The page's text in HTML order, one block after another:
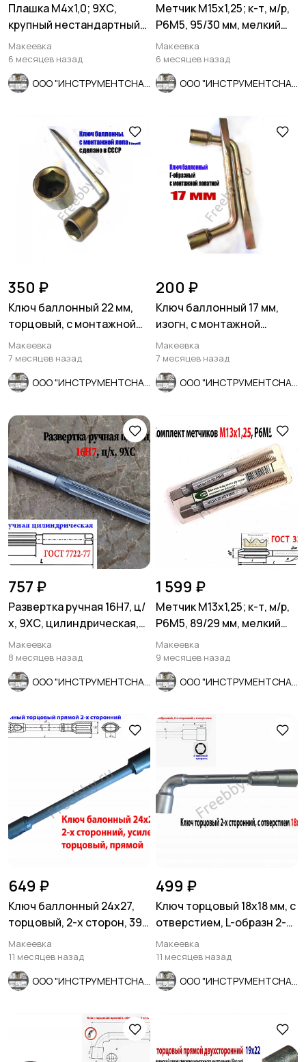
Плашка М4х1,0; 9ХС,
крупный нестандартный
шаг, 20/5 мм.
Макеевка
6 месяцев назад
Метчик М15х1,25; к-т, м/р,
Р6М5, 95/30 мм, мелкий
шаг, ГОСТ 3266-81.
Макеевка
6 месяцев назад
350 ₽
Ключ баллонный 22 мм,
торцовый, с монтажной
лопаткой, оцинков, СССР.
Макеевка
7 месяцев назад
200 ₽
Ключ баллонный 17 мм,
изогн, с монтажной
лопаткой, оцинкованный,
СССР.
Макеевка
7 месяцев назад
757 ₽
Развертка ручная 16Н7, ц/
х, 9ХС, цилиндрическая,
175/87 мм, 2360-0142.
Макеевка
8 месяцев назад
1 599 ₽
Метчик М13х1,25; к-т, м/р,
Р6М5, 89/29 мм, мелкий
шаг, ГОСТ 3266-81
Макеевка
9 месяцев назад
649 ₽
Ключ баллонный 24х27,
торцовый, 2-х сторон, 390
мм, для ГАЗ, КамАЗ.
Макеевка
11 месяцев назад
499 ₽
Ключ торцовый 18х18 мм, с
отверстием, L-образн 2-х
сторонний, Cr-V.
Макеевка
11 месяцев назад